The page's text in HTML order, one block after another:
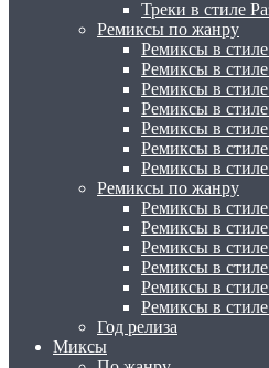
Треки в стиле
Ремиксы по жанру
Ремиксы в
Ремиксы в
Ремиксы в
Ремиксы в
Ремиксы в
Ремиксы в
Ремиксы в
Ремиксы по жанру
Ремиксы в
Ремиксы в
Ремиксы в
Ремиксы в
Ремиксы в
Ремиксы в
Год релиза
Миксы